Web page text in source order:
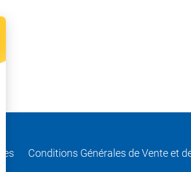
Conditions Générales de Vente et